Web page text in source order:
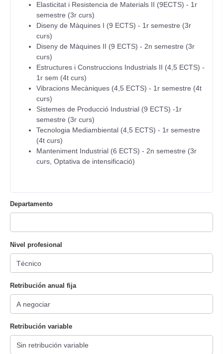
Elasticitat i Resistencia de Materials II (9ECTS) - 1r
semestre (3r curs)
Diseny de Màquines I (9 ECTS) - 1r semestre (3r
curs)
Diseny de Màquines II (9 ECTS) - 2n semestre (3r
curs)
Estructures i Construccions Industrials II (4,5 ECTS) -
1r sem (4t curs)
Vibracions Mecàniques (4,5 ECTS) - 1r semestre (4t
curs)
Sistemes de Producció Industrial (9 ECTS) -1r
semestre (3r curs)
Tecnologia Mediambiental (4,5 ECTS) - 1r semestre
(4t curs)
Manteniment Industrial (6 ECTS) - 2n semestre (3r
curs, Optativa de intensificació)
Departamento
Nivel profesional
Retribución anual fija
Retribución variable